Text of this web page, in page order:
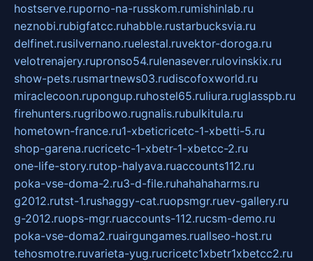
hostserve.ruporno-na-russkom.rumishinlab.ru
neznobi.rubigfatcc.ruhabble.rustarbucksvia.ru
delfinet.rusilvernano.ruelestal.ruvektor-doroga.ru
velotrenajery.rupronso54.rulenasever.rulovinskix.ru
show-pets.rusmartnews03.rudiscofoxworld.ru
miraclecoon.rupongup.ruhostel65.ruliura.ruglasspb.ru
firehunters.rugribowo.rugnalis.rubulkitula.ru
hometown-france.ru1-xbeticricetc-1-xbetti-5.ru
shop-garena.rucricetc-1-xbetr-1-xbetcc-2.ru
one-life-story.rutop-halyava.ruaccounts112.ru
poka-vse-doma-2.ru3-d-file.ruhahahaharms.ru
g2012.rutst-1.rushaggy-cat.ruopsmgr.ruev-gallery.ru
g-2012.ruops-mgr.ruaccounts-112.rucsm-demo.ru
poka-vse-doma2.ruairgungames.ruallseo-host.ru
tehosmotre.ruvarieta-yug.rucricetc1xbetr1xbetcc2.ru